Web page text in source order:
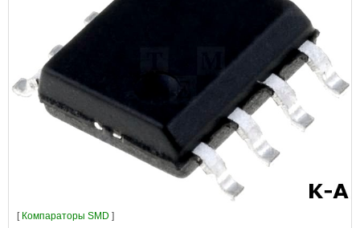
[ Компараторы SMD ]